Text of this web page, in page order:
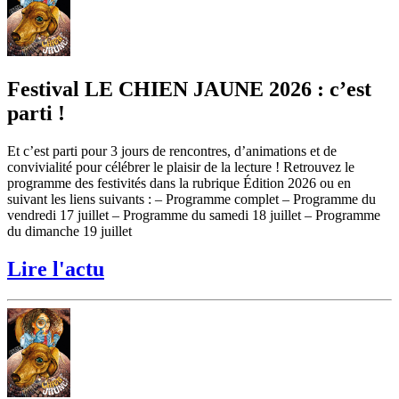
Festival LE CHIEN JAUNE 2026 : c’est
parti !
Et c’est parti pour 3 jours de rencontres, d’animations et de
convivialité pour célébrer le plaisir de la lecture ! Retrouvez le
programme des festivités dans la rubrique Édition 2026 ou en
suivant les liens suivants : – Programme complet – Programme du
vendredi 17 juillet – Programme du samedi 18 juillet – Programme
du dimanche 19 juillet
Lire l'actu